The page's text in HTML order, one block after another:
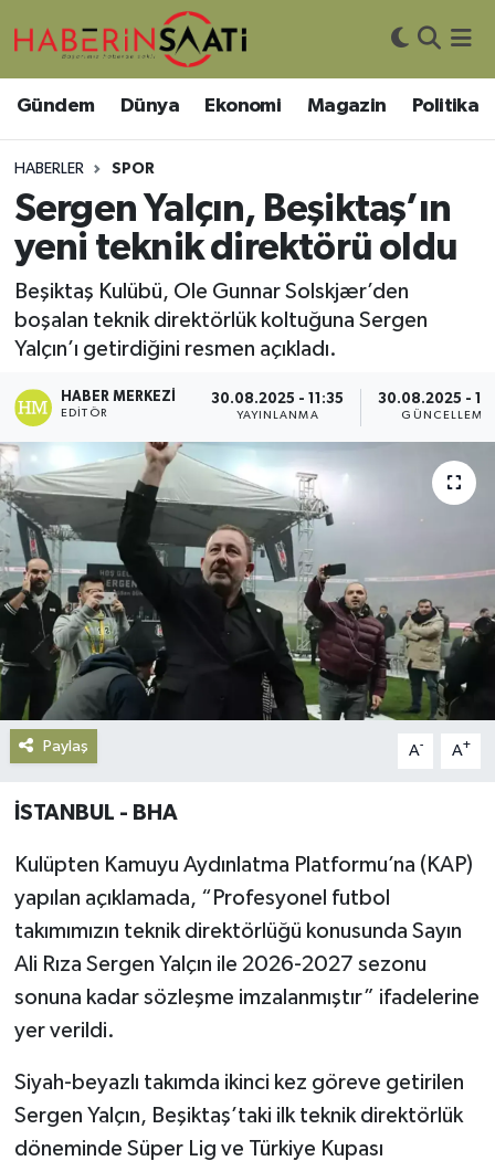
Gündem Dünya Ekonomi Magazin Politika
HABERLER SPOR
Sergen Yalçın, Beşiktaş’ın
yeni teknik direktörü oldu
Beşiktaş Kulübü, Ole Gunnar Solskjær’den
boşalan teknik direktörlük koltuğuna Sergen
Yalçın’ı getirdiğini resmen açıkladı.
HABER MERKEZI
EDITÖR
30.08.2025 - 11:35
YAYINLANMA
30.08.2025 -
GÜNCELLEME
Paylaş A- A+
İSTANBUL - BHA
Kulüpten Kamuyu Aydınlatma Platformu’na (KAP)
yapılan açıklamada, “Profesyonel futbol
takımımızın teknik direktörlüğü konusunda Sayın
Ali Rıza Sergen Yalçın ile 2026-2027 sezonu
sonuna kadar sözleşme imzalanmıştır” ifadelerine
yer verildi.
Siyah-beyazlı takımda ikinci kez göreve getirilen
Sergen Yalçın, Beşiktaş’taki ilk teknik direktörlük
döneminde Süper Lig ve Türkiye Kupası
Asayiş
Bilim ve Teknoloji
DIŞ HABER
Dünya
Eğitim
Ekonomi
Genel
Gündem
Haberde İnsan
Kültür-Sanat
Magazin
Podcast
Politika
Sağlık
Siyaset
Spor
Yerel
Nöbetçi Eczaneler
Hava Durumu
Trafik Durumu
Süper Lig Puan Durumu ve Fikstür
Tüm Manşetler
Son Dakika Haberleri
Haber Arşivi